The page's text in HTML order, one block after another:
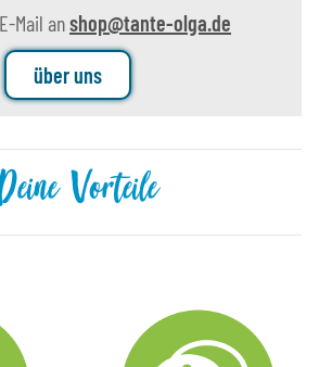
Mail anshop@tante-olga.de
über uns
Vorteile